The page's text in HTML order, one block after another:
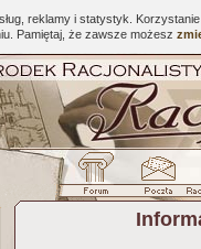
reklamy i statystyk.
Pamiętaj, że zawsze możesz